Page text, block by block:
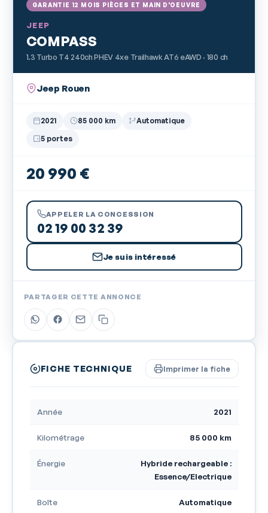
FICHE TECHNIQUE Imprimer la fiche
Année 2021
Kilométrage 85 000 km
Énergie
Hybride rechargeable :
Essence/Electrique
Boîte Automatique
GARANTIE 12 MOIS PIÈCES ET MAIN D'OEUVRE
JEEP
COMPASS
1.3 Turbo T4 240ch PHEV 4xe Trailhawk AT6 eAWD · 180 ch
Jeep Rouen
2021 85 000 km
Automatique
5 portes
20 990 €
APPELER LA CONCESSION
02 19 00 32 39
Je suis intéressé
PARTAGER CETTE ANNONCE